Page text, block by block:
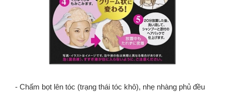
- Chấm bọt lên tóc (trạng thái tóc khô), nhẹ nhàng phủ đều